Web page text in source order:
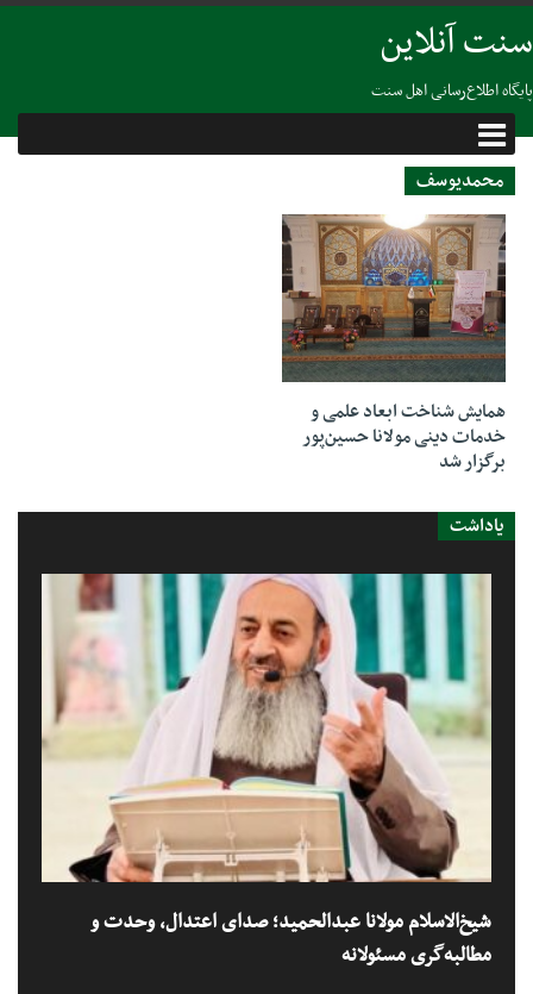
سنت آنلاین
پایگاه اطلاع‌رسانی اهل سنت
محمدیوسف
23 نوامبر 2017
همایش شناخت ابعاد علمی و
خدمات دینی مولانا حسین‌پور
برگزار شد
یاداشت
شیخ‌الاسلام مولانا عبدالحمید؛ صدای اعتدال، وحدت و
مطالبه‌گری مسئولانه